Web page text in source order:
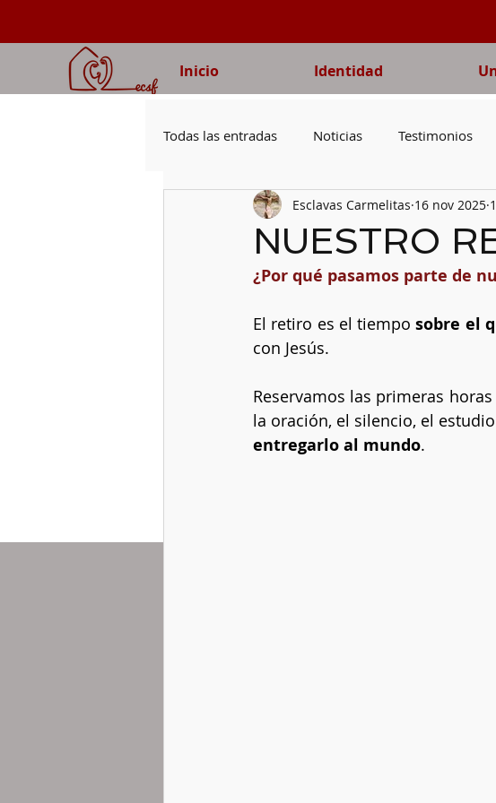
Inicio Identidad
Todas las entradas Noticias Testimonios
Voluntad de Dios Evangelio del Domingo
Obediencia Oración Virgen María
Familias
NUESTRO
Esclavas Carmelitas 16 nov 2025
¿Por qué pasamos parte de
El retiro es el tiempo sobre el
con Jesús.
Reservamos las primeras
la oración, el silencio, el
entregarlo al mundo.